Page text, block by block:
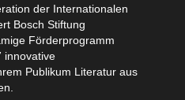
der Internationalen
Bosch Stiftung
Förderprogramm
innovative
Publikum Literatur aus